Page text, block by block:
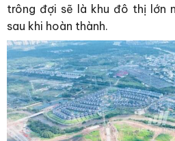
trông đợi sẽ là khu đô thị lớn
sau khi hoàn thành.